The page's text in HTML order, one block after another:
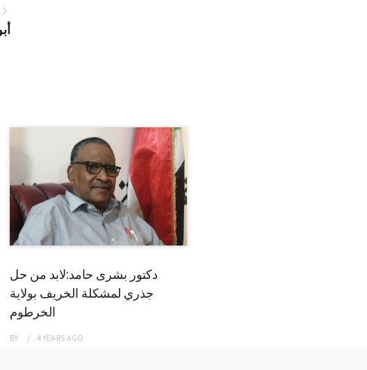
دكتور بشرى حامد:لابد من حل
جذري لمشكلة الخريف بولاية
الخرطوم
BY 4 YEARS AGO